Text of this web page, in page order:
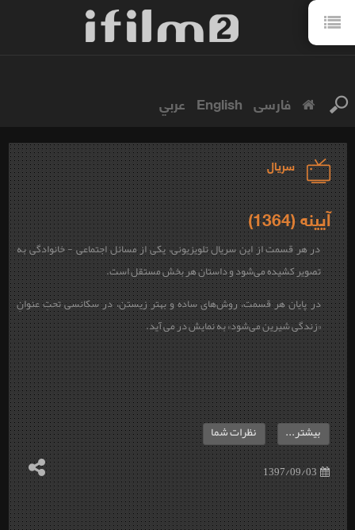
فارسی English عربي
سریال
آیینه (1364)
در هر قسمت از این سریال تلویزیونی، یکی از مسائل اجتماعی - خانوادگی به
تصویر کشیده می‌شود و داستان هر بخش مستقل است.
در پایان هر قسمت، روش‌های ساده و بهتر زیستن، در سکانسی تحتِ عنوانِ
«زندگی شیرین می‌شود» به نمایش در می آید.
1397/09/03
بیشتر... نظرات شما